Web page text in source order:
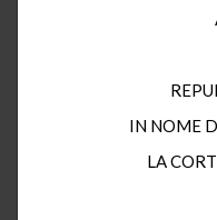
IN NOME
LA